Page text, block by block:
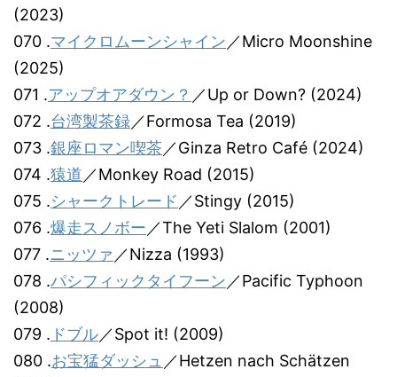
(2023)
070 .マイクロムーンシャイン ／Micro Moonshine
(2025)
071 .アップオアダウン？ ／Up or Down? (2024)
072 .台湾製茶録／Formosa Tea (2019)
073 .銀座ロマン喫茶／Ginza Retro Café (2024)
074 .猿道 ／Monkey Road (2015)
075 .シャークトレード ／Stingy (2015)
076 .爆走スノボー ／The Yeti Slalom (2001)
077 .ニッツァ ／Nizza (1993)
078 .パシフィックタイフーン ／Pacific Typhoon
(2008)
079 . ドブル／Spot it! (2009)
080 .お宝猛ダッシュ ／Hetzen nach Schätzen